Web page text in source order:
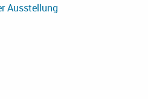
Ausstellung